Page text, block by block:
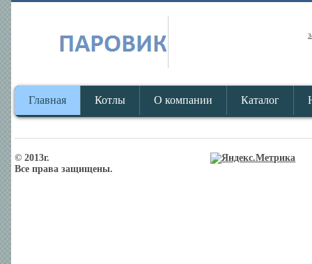
Главная Котлы О компании Каталог
© 2013г.
Все права защищены.